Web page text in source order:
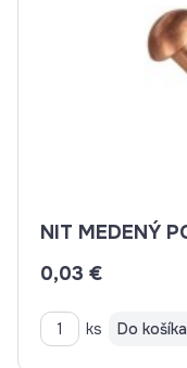
0,03 €
ks Do košíka